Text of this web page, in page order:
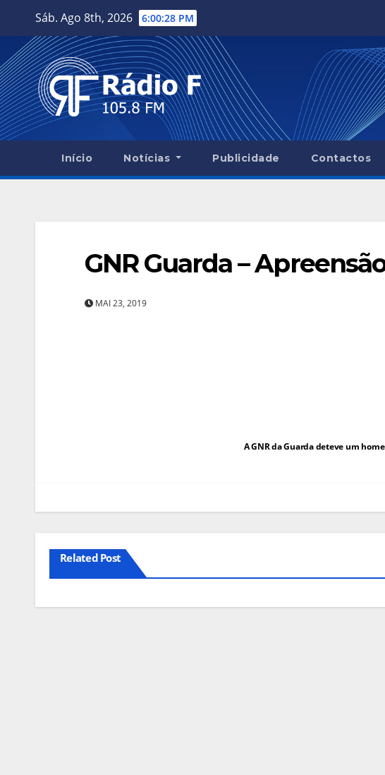
content
Sáb. Ago 8th, 2026 6:00:29 PM
Início Notícias Publicidade Contactos
GNR Guarda –
MAI 23, 2019
A GNR da Guarda deteve um
Related Post